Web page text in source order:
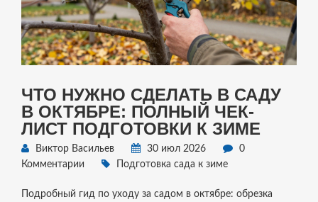
ЧТО НУЖНО СДЕЛАТЬ В САДУ
В ОКТЯБРЕ: ПОЛНЫЙ ЧЕК-
ЛИСТ ПОДГОТОВКИ К ЗИМЕ
Виктор Васильев 30 июл 2026
0
Комментарии
Подготовка сада к зиме
Подробный гид по уходу за садом в октябре: обрезка